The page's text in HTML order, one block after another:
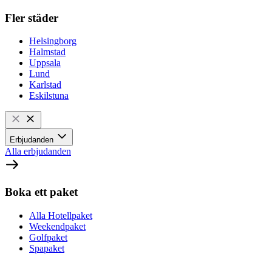
Fler städer
Helsingborg
Halmstad
Uppsala
Lund
Karlstad
Eskilstuna
Erbjudanden
Alla erbjudanden
Boka ett paket
Alla Hotellpaket
Weekendpaket
Golfpaket
Spapaket